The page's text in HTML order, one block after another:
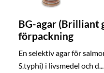
BG-agar (Brilliant
förpackning
En selektiv agar för
S.typhi) i livsmedel och d...